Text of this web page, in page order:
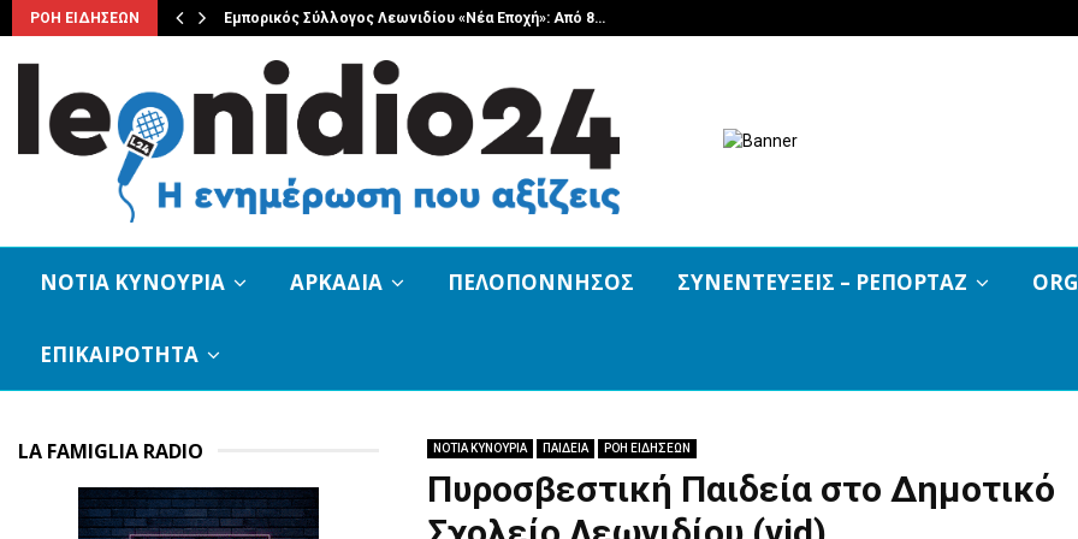
ΡΟΗ ΕΙΔΗΣΕΩΝ
Κοινότητας… Εμπορικός Σύλλογος Λεωνιδίου «Νέα Εποχή»: Από 8…
ΝΟΤΙΑ ΚΥΝΟΥΡΙΑ ΑΡΚΑΔΙΑ ΠΕΛΟΠΟΝΝΗΣΟΣ ΣΥΝΕΝΤΕΥΞΕΙΣ – ΡΕΠΟΡΤΑΖ
ΕΠΙΚΑΙΡΟΤΗΤΑ
ΝΟΤΙΑ ΚΥΝΟΥΡΙΑ ΠΑΙΔΕΙΑ ΡΟΗ ΕΙΔΗΣΕΩΝ
Πυροσβεστική Παιδεία στο Δημοτικό
LA FAMIGLIA RADIO